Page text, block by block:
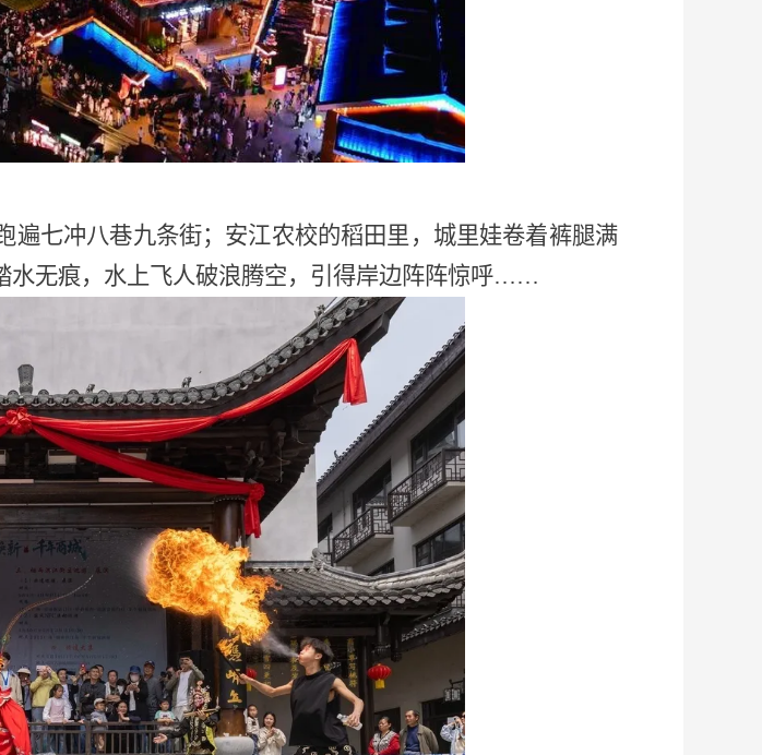
遍七冲八巷九条街；安江农校的稻田里，城里娃卷着裤腿满
无痕，水上飞人破浪腾空，引得岸边阵阵惊呼……